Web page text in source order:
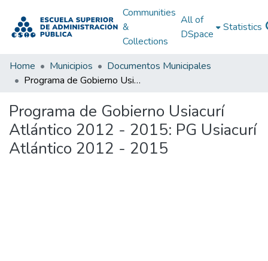
Communities
&
Collections
All of
DSpace
Statistics
Home Municipios
Documentos Municipales
Programa de Gobierno Usiacurí Atlántico 2012 - 2015: PG Usiacurí Atlántico 2012 - 2015
Programa de Gobierno Usiacurí
Atlántico 2012 - 2015: PG Usiacurí
Atlántico 2012 - 2015